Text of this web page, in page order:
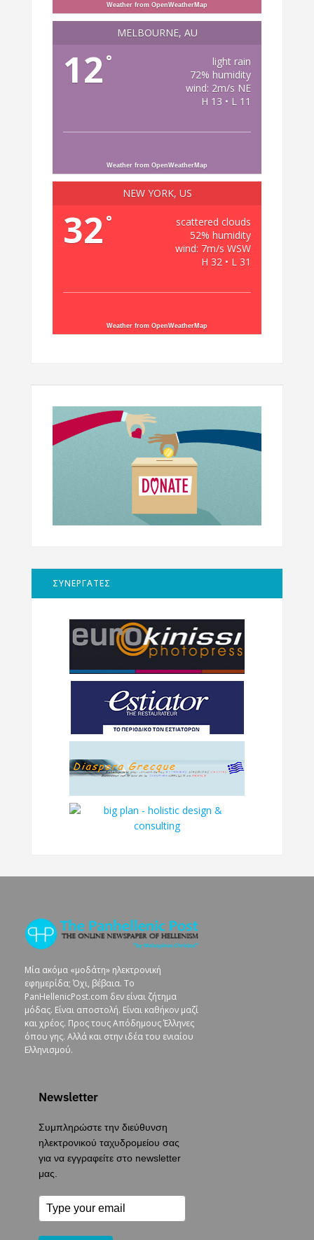
Weather from OpenWeatherMap
MELBOURNE, AU
12 °
light rain
72% humidity
wind: 2m/s NE
H 13 • L 11
Weather from OpenWeatherMap
NEW YORK, US
32 °
scattered clouds
52% humidity
wind: 7m/s WSW
H 32 • L 31
Weather from OpenWeatherMap
ΣΥΝΕΡΓΑΤΕΣ
Μία ακόμα «μοδάτη» ηλεκτρονική
εφημερίδα; Όχι, βέβαια. To
PanHellenicPost.com δεν είναι ζήτημα
μόδας. Είναι αποστολή. Είναι καθήκον μαζί
και χρέος. Προς τους Απόδημους Έλληνες
όπου γης. Αλλά και στην ιδέα του ενιαίου
Ελληνισμού.
Newsletter
Συμπληρώστε την διεύθυνση
ηλεκτρονικού ταχυδρομείου σας
για να εγγραφείτε στο newsletter
μας.